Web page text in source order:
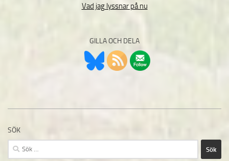
Vad jag lyssnar på nu
GILLA OCH DELA
SÖK
Sök
efter: